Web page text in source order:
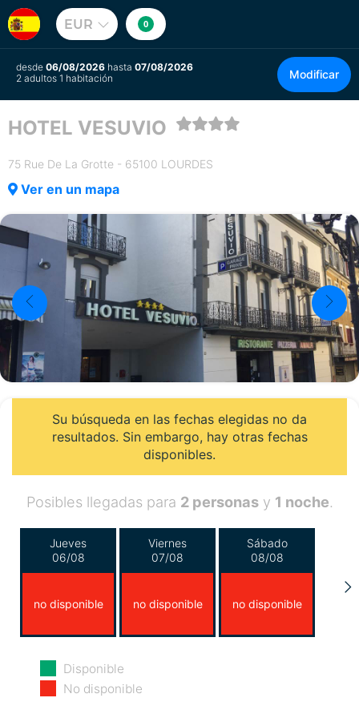
EUR 0
desde 06/08/2026 hasta 07/08/2026
2 adultos 1 habitación
Modificar
HOTEL VESUVIO
75 Rue De La Grotte - 65100 LOURDES
Ver en un mapa
Su búsqueda en las fechas elegidas no da
resultados. Sin embargo, hay otras fechas
disponibles.
Posibles llegadas para 2 personasy 1 noche.
Jueves
06/08
no disponible
Viernes
07/08
no disponible
Sábado
08/08
no disponible
Domingo
09/08
Disponible
No disponible